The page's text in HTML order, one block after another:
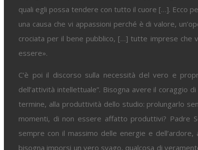
quali egli possa tendere con tutto il cuore […]. Ecco
una causa che vi appassioni perché è di valore,
crociata per il bene pubblico, […] tutte imprese che
essere».
C’è poi il discorso sulla necessità del vero e
dell’attività intellettuale”. Bisogna avere il coraggio
termine, alla produttività dello studio: prolungarlo
momenti, di non essere affatto produttivi? Padre
sempre con il massimo delle energie e
bisogna imporsi un vero svago, qualcosa di